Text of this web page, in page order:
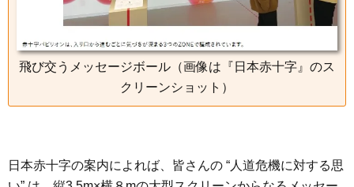
飛び交うメッセージボール（画像は『日本赤十字』のス
クリーンショット）
日本赤十字の案内によれば、皆さんの “人道危機に対する思